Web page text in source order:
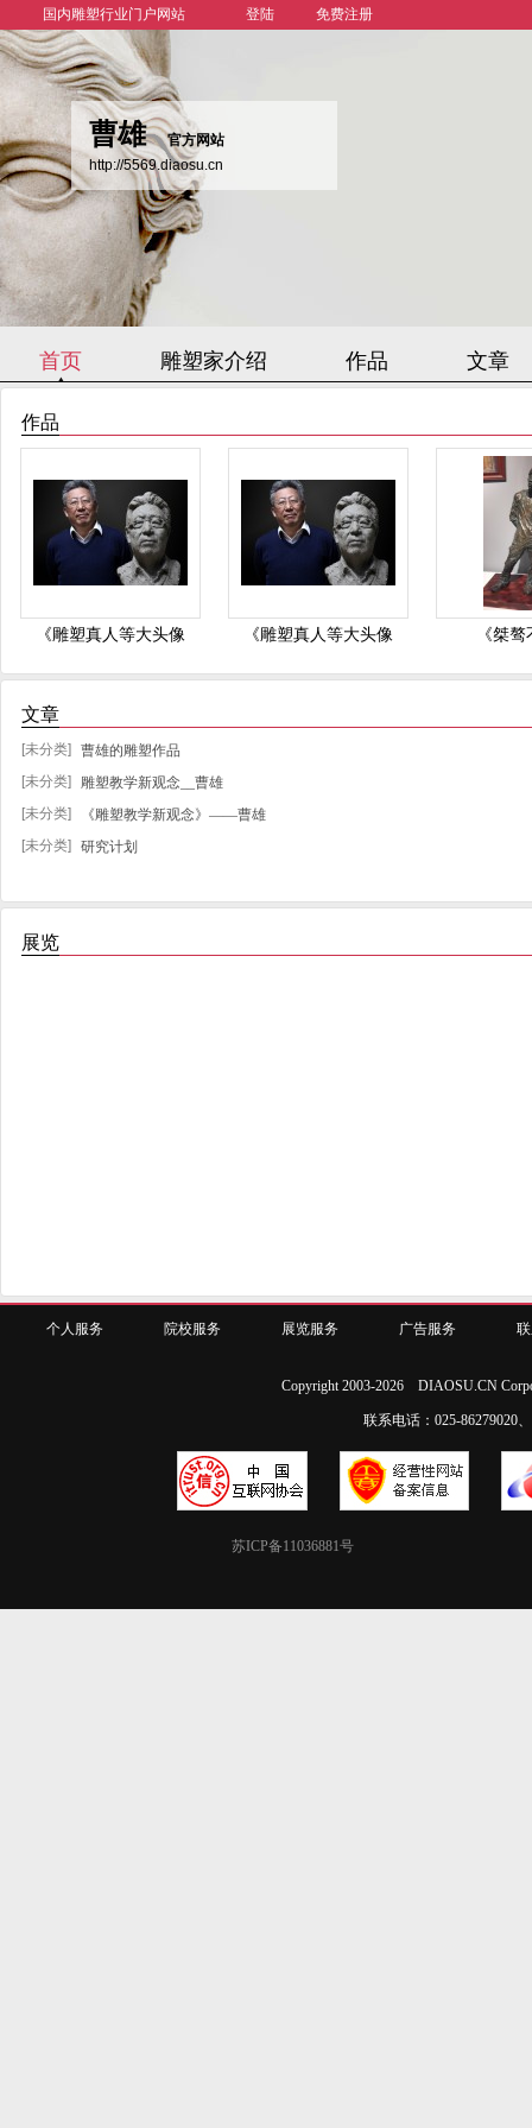
国内雕塑行业门户网站 登陆 免费注册
曹雄
官方网站
http://5569.diaosu.cn
首页 雕塑家介绍 作品 文章
作品
《雕塑真人等大头像
《雕塑真人等大头像
《桀
文章
[未分类]
曹雄的雕塑作品
[未分类]
雕塑教学新观念__曹雄
[未分类]
《雕塑教学新观念》——曹雄
[未分类]
研究计划
展览
个人服务 院校服务 展览服务 广告服务
Copyright 2003-2026 DIAOSU.CN
联系电话：025-86279020
苏ICP备11036881号